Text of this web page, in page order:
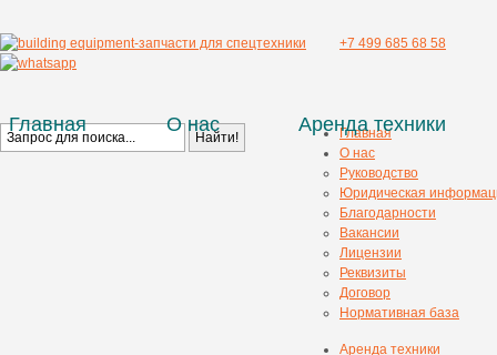
+7 499 685 68 58
Главная О нас Аренда техники
Главная
О нас
Руководство
Юридическая
Благодарности
Вакансии
Лицензии
Реквизиты
Договор
Нормативная база
Аренда техники